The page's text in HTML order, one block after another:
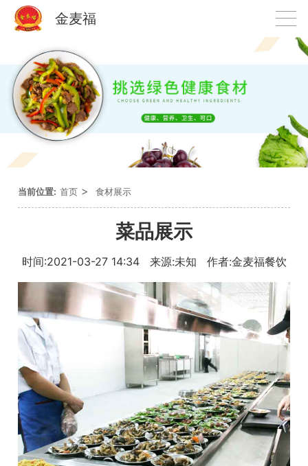
金麦福
当前位置: 首页 > 食材展示
菜品展示
时间:2021-03-27 14:34 来源:未知 作者:金麦福餐饮